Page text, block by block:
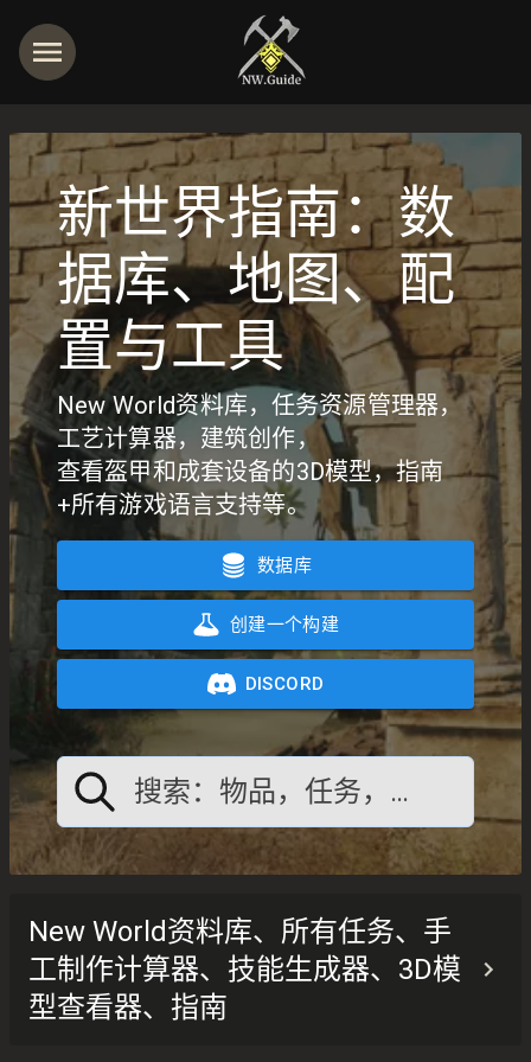
新世界指南：数
据库、地图、配
置与工具
New World资料库，任务资源管理器，
工艺计算器，建筑创作，
查看盔甲和成套设备的3D模型，指南
+所有游戏语言支持等。
数据库
创建一个构建
DISCORD
搜索：物品，任务，任何东西
New World资料库、所有任务、手
工制作计算器、技能生成器、3D模
型查看器、指南